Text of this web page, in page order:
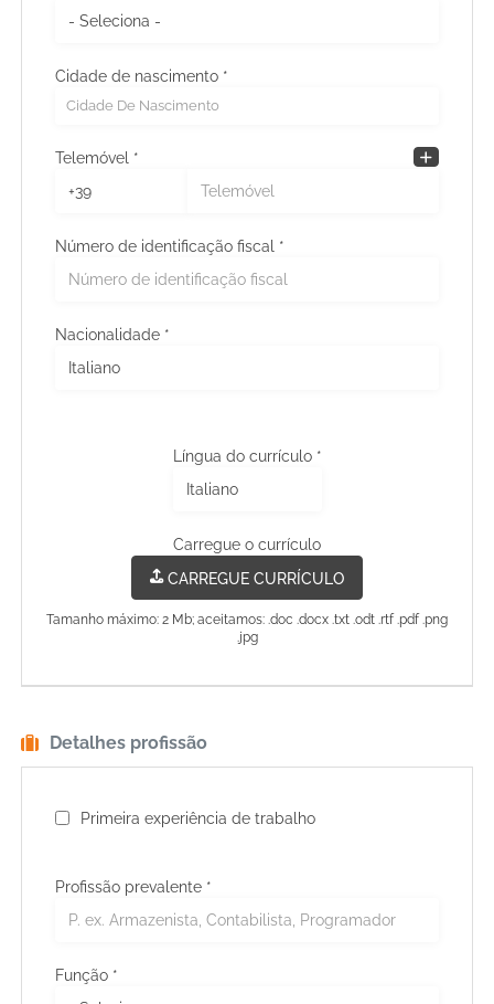
Código postal da residência
Cidade de residência
Endereço de residência
Cidade de nascimento *
Cidade De Nascimento
Telemóvel *
Número de identificação fiscal *
Nacionalidade *
Língua do currículo *
Carregue o currículo
CARREGUE CURRÍCULO
Tamanho máximo: 2 Mb; aceitamos: .doc .docx .txt .odt .rtf .pdf .png
.jpg
Detalhes profissão
Primeira experiência de trabalho
Profissão prevalente *
Função *